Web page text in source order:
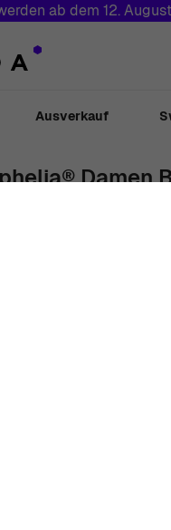
ab dem 12.
Schmuck
Ausverkauf
Damen